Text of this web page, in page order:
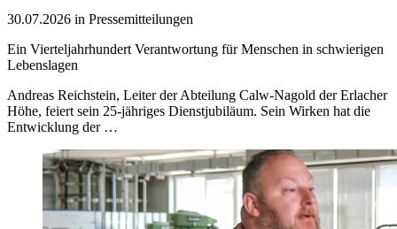
30.07.2026 in Pressemitteilungen
Ein Vierteljahrhundert Verantwortung für Menschen in schwierigen
Lebenslagen
Andreas Reichstein, Leiter der Abteilung Calw-Nagold der Erlacher
Höhe, feiert sein 25-jähriges Dienstjubiläum. Sein Wirken hat die
Entwicklung der …